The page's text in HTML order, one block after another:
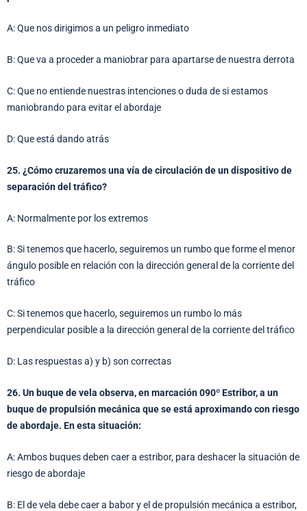
A: Que nos dirigimos a un peligro inmediato
B: Que va a proceder a maniobrar para apartarse de nuestra derrota
C: Que no entiende nuestras intenciones o duda de si estamos
maniobrando para evitar el abordaje
D: Que está dando atrás
25. ¿Cómo cruzaremos una vía de circulación de un dispositivo de
separación del tráfico?
A: Normalmente por los extremos
B: Si tenemos que hacerlo, seguiremos un rumbo que forme el menor
ángulo posible en relación con la dirección general de la corriente del
tráfico
C: Si tenemos que hacerlo, seguiremos un rumbo lo más
perpendicular posible a la dirección general de la corriente del tráfico
D: Las respuestas a) y b) son correctas
26. Un buque de vela observa, en marcación 090º Estribor, a un
buque de propulsión mecánica que se está aproximando con riesgo
de abordaje. En esta situación:
A: Ambos buques deben caer a estribor, para deshacer la situación de
riesgo de abordaje
B: El de vela debe caer a babor y el de propulsión mecánica a estribor,